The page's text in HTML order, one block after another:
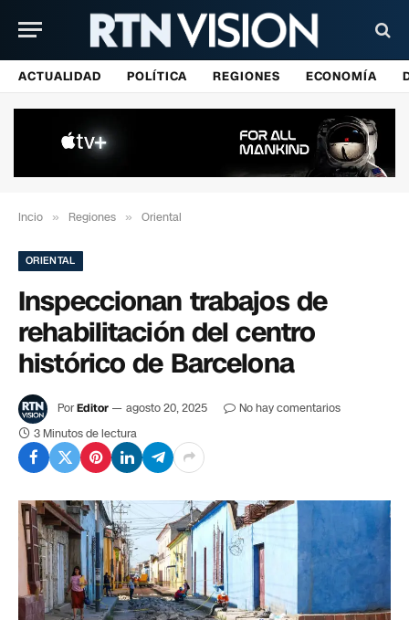
ACTUALIDAD POLÍTICA REGIONES ECONOMÍA
Incio » Regiones » Oriental
ORIENTAL
Inspeccionan trabajos de
rehabilitación del centro
histórico de Barcelona
PorEditor agosto 20, 2025
No hay comentarios
3 Minutos de lectura